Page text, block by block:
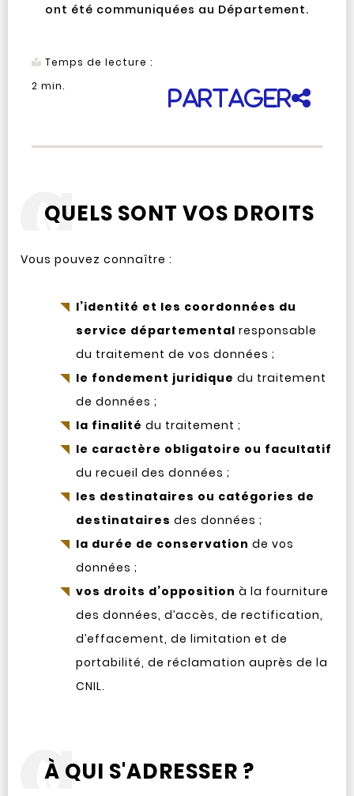
ont été communiquées au Département.
Temps de lecture :
2 min.
Partager
QUELS SONT VOS DROITS
Vous pouvez connaître :
l’identité et les coordonnées du
service départemental responsable
du traitement de vos données ;
le fondement juridique du traitement
de données ;
la finalité du traitement ;
le caractère obligatoire ou facultatif
du recueil des données ;
les destinataires ou catégories de
destinataires des données ;
la durée de conservation de vos
données ;
vos droits d’opposition à la fourniture
des données, d’accès, de rectification,
d’effacement, de limitation et de
portabilité, de réclamation auprès de la
CNIL.
À QUI S'ADRESSER ?